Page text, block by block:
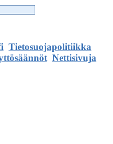
Tietosuojapolitiikka
. Nettisivuja